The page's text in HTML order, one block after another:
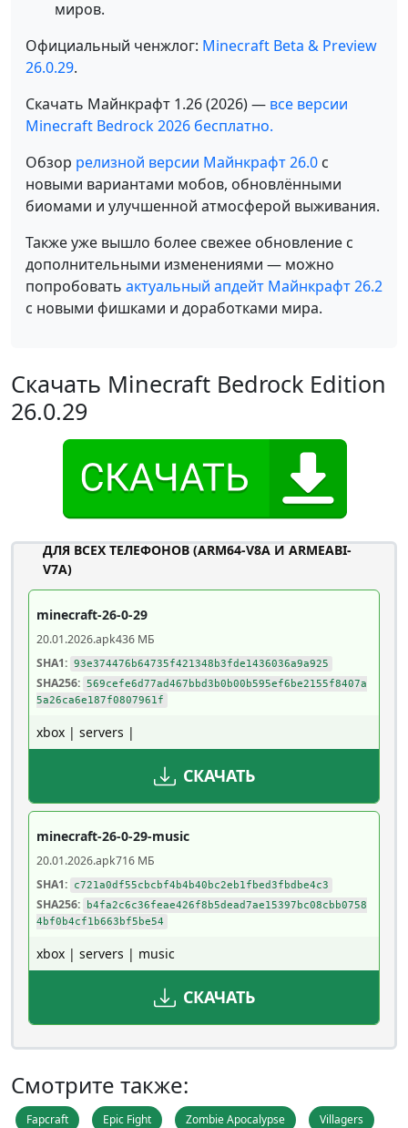
миров.
Официальный ченжлог: Minecraft Beta & Preview
26.0.29.
Скачать Майнкрафт 1.26 (2026) — все версии
Minecraft Bedrock 2026 бесплатно.
Обзор релизной версии Майнкрафт 26.0 с
новыми вариантами мобов, обновлёнными
биомами и улучшенной атмосферой выживания.
Также уже вышло более свежее обновление с
дополнительными изменениями — можно
попробовать актуальный апдейт Майнкрафт 26.2
с новыми фишками и доработками мира.
Скачать Minecraft Bedrock Edition
26.0.29
ДЛЯ ВСЕХ ТЕЛЕФОНОВ (ARM64-V8A И ARMEABI-
V7A)
minecraft-26-0-29
20.01.2026.apk436 МБ
SHA1: 93e374476b64735f421348b3fde1436036a9a925
SHA256: 569cefe6d77ad467bbd3b0b00b595ef6be2155f8407a
5a26ca6e187f0807961f
xbox | servers |
СКАЧАТЬ
minecraft-26-0-29-music
20.01.2026.apk716 МБ
SHA1:
c721a0df55cbcbf4b4b40bc2eb1fbed3fbdbe4c3
SHA256:
b4fa2c6c36feae426f8b5dead7ae15397bc08cbb0758
4bf0b4cf1b663bf5be54
xbox | servers | music
СКАЧАТЬ
Смотрите также:
Fapcraft Epic Fight Zombie Apocalypse Villagers